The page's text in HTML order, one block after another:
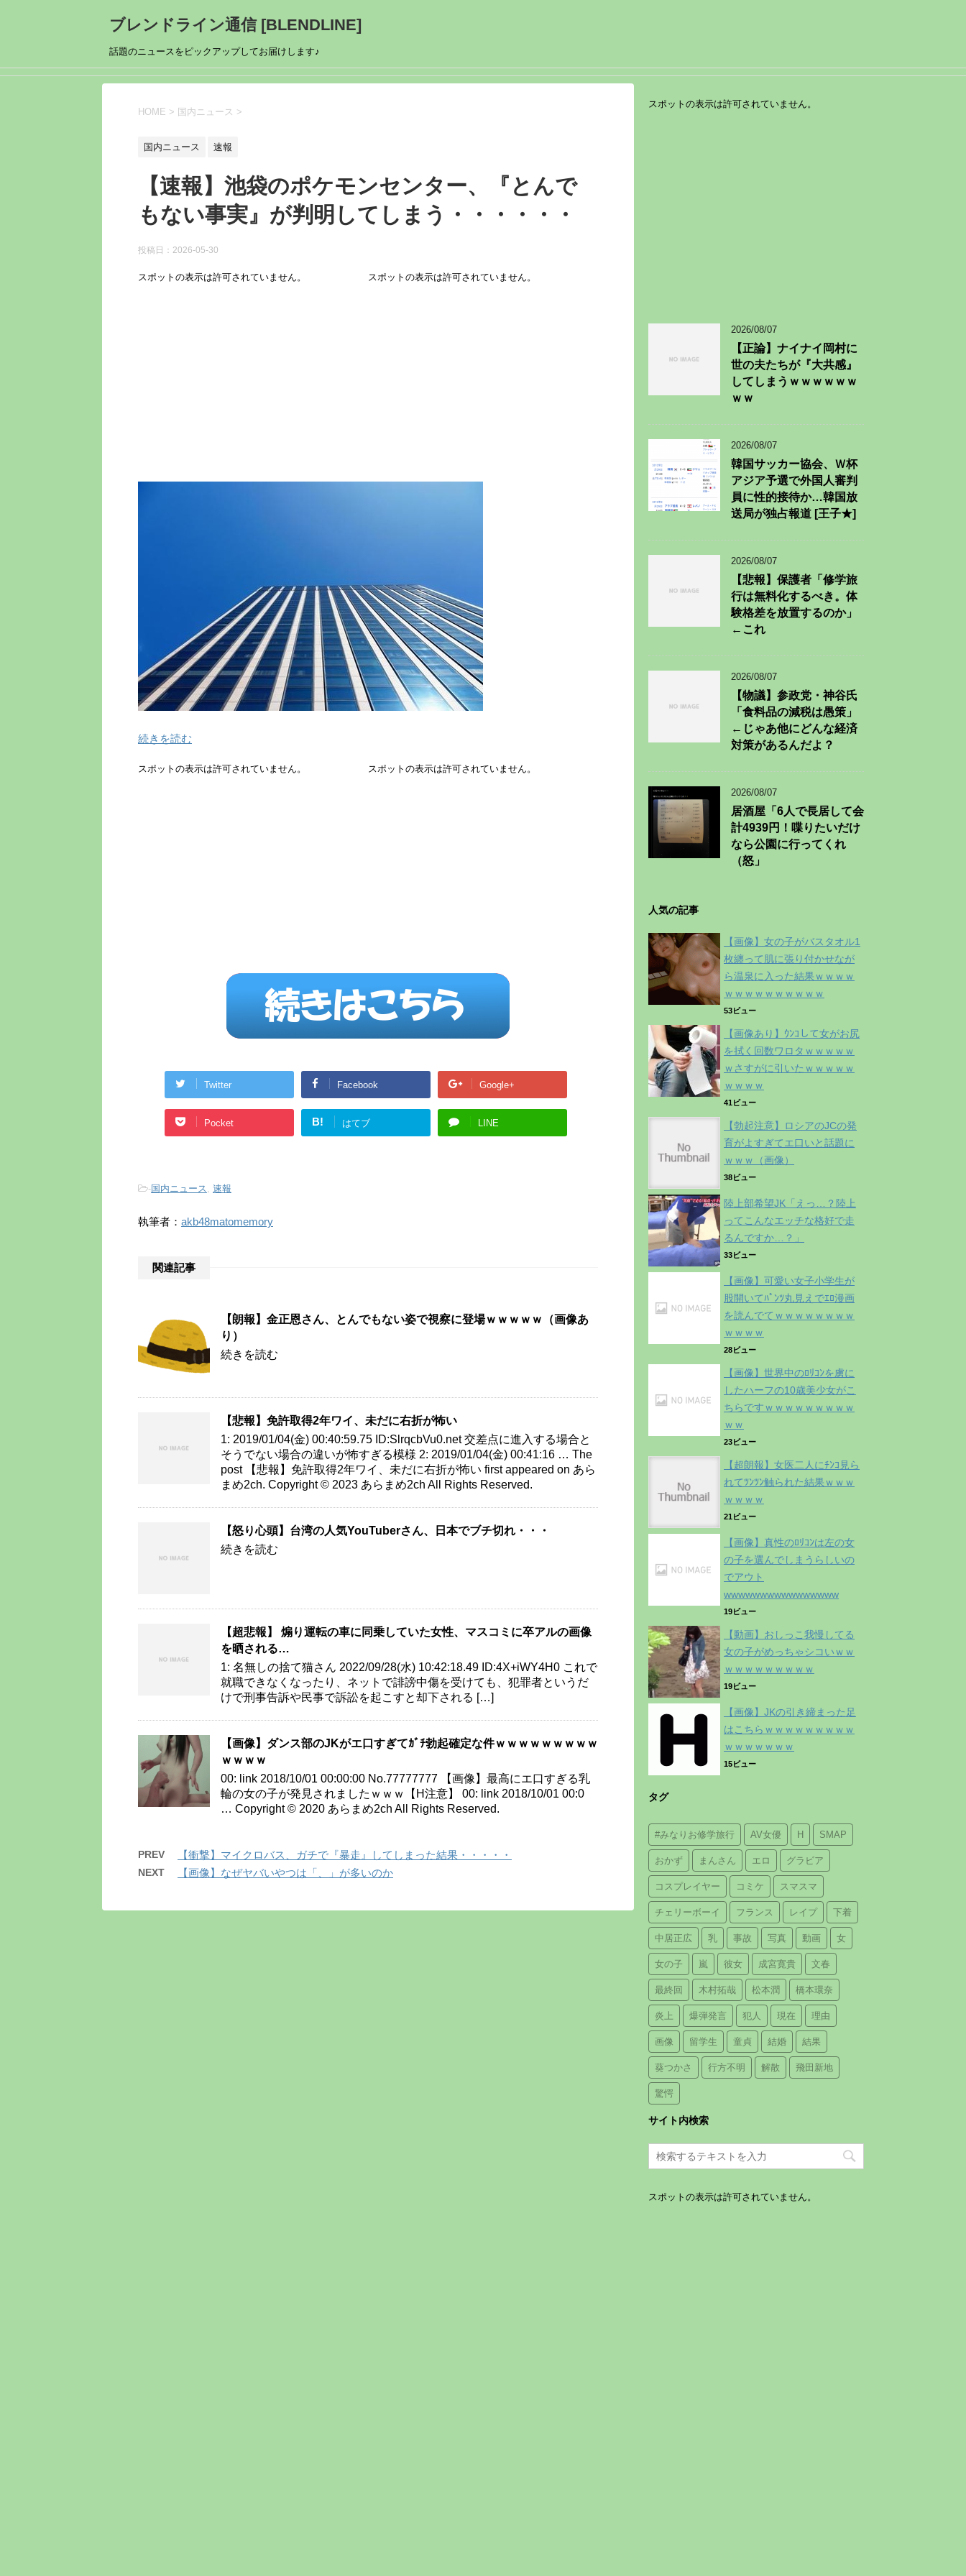
ブレンドライン通信 [BLENDLINE]
話題のニュースをピックアップしてお届けします♪
HOME > 国内ニュース >
国内ニュース 速報
【速報】池袋のポケモンセンター、『とんで
もない事実』が判明してしまう・・・・・・
投稿日： 2026-05-30
続きを読む
Twitter Facebook Google+
Pocket B! はてブ LINE
-国内ニュース, 速報
執筆者： akb48matomemory
関連記事
【朗報】金正恩さん、とんでもない姿で視察に登場ｗｗｗｗｗ（画像あ
り）
続きを読む
【悲報】免許取得2年ワイ、未だに右折が怖い
1: 2019/01/04(金) 00:40:59.75 ID:SlrqcbVu0.net 交差点に進入する場合と
そうでない場合の違いが怖すぎる模様 2: 2019/01/04(金) 00:41:16 … The
post 【悲報】免許取得2年ワイ、未だに右折が怖い first appeared on あら
まめ2ch. Copyright © 2023 あらまめ2ch All Rights Reserved.
【怒り心頭】台湾の人気YouTuberさん、日本でブチ切れ・・・
続きを読む
【超悲報】 煽り運転の車に同乗していた女性、マスコミに卒アルの画像
を晒される…
1: 名無しの捨て猫さん 2022/09/28(水) 10:42:18.49 ID:4X+iWY4H0 これで
就職できなくなったり、ネットで誹謗中傷を受けても、犯罪者というだ
けで刑事告訴や民事で訴訟を起こすと却下される […]
【画像】ダンス部のJKがエ口すぎてｶﾞﾁ勃起確定な件ｗｗｗｗｗｗｗｗｗ
ｗｗｗｗ
00: link 2018/10/01 00:00:00 No.77777777 【画像】最高にエ口すぎる乳
輪の女の子が発見されましたｗｗｗ【H注意】 00: link 2018/10/01 00:0
… Copyright © 2020 あらまめ2ch All Rights Reserved.
PREV 【衝撃】マイクロバス、ガチで『暴走』してしまった結果・・・・・
NEXT 【画像】なぜヤバいやつは「、」が多いのか
2026/08/07
【正論】ナイナイ岡村に
世の夫たちが『大共感』
してしまうｗｗｗｗｗｗ
ｗｗ
2026/08/07
韓国サッカー協会、Ｗ杯
アジア予選で外国人審判
員に性的接待か…韓国放
送局が独占報道 [王子★]
2026/08/07
【悲報】保護者「修学旅
行は無料化するべき。体
験格差を放置するのか」
←これ
2026/08/07
【物議】参政党・神谷氏
「食料品の減税は愚策」
←じゃあ他にどんな経済
対策があるんだよ？
2026/08/07
居酒屋「6人で長居して会
計4939円！喋りたいだけ
なら公園に行ってくれ
（怒」
人気の記事
【画像】女の子がバスタオル1
枚纏って肌に張り付かせなが
ら温泉に入った結果ｗｗｗｗ
ｗｗｗｗｗｗｗｗｗｗ
53ビュー
【画像あり】ｳﾝｺして女がお尻
を拭く回数ワロタｗｗｗｗｗ
ｗさすがに引いたｗｗｗｗｗ
ｗｗｗｗ
41ビュー
【勃起注意】ロシアのJCの発
育がよすぎてエ口いと話題に
ｗｗｗ（画像）
38ビュー
陸上部希望JK「えっ…？陸上
ってこんなエッチな格好で走
るんですか…？」
33ビュー
【画像】可愛い女子小学生が
股開いてﾊﾟﾝﾂ丸見えでｴﾛ漫画
を読んでてｗｗｗｗｗｗｗｗ
ｗｗｗｗ
28ビュー
【画像】世界中のﾛﾘｺﾝを虜に
したハーフの10歳美少女がこ
ちらですｗｗｗｗｗｗｗｗｗ
ｗｗ
23ビュー
【超朗報】女医二人にﾁﾝｺ見ら
れてﾂﾝﾂﾝ触られた結果ｗｗｗ
ｗｗｗｗ
21ビュー
【画像】真性のﾛﾘｺﾝは左の女
の子を選んでしまうらしいの
でアウト
wwwwwwwwwwwwwwww
19ビュー
【動画】おしっこ我慢してる
女の子がめっちゃシコいｗｗ
ｗｗｗｗｗｗｗｗｗ
19ビュー
【画像】JKの引き締まった足
はこちらｗｗｗｗｗｗｗｗｗ
ｗｗｗｗｗｗｗ
15ビュー
タグ
#みなりお修学旅行 AV女優 H SMAP
おかず まんさん エロ グラビア
コスプレイヤー コミケ スマスマ
チェリーボーイ フランス レイプ 下着
中居正広 乳 事故 写真 動画 女
女の子 嵐 彼女 成宮寛貴 文春
最終回 木村拓哉 松本潤 橋本環奈
炎上 爆弾発言 犯人 現在 理由
画像 留学生 童貞 結婚 結果
葵つかさ 行方不明 解散 飛田新地
驚愕
サイト内検索